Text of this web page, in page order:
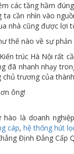
các tầng hầm
ta cần nhìn vào
nhà cũng được lợi
thế nào về sự
trúc Hà Nội rất
đã nhanh nhạy
chủ trương của
ông!
hào là doanh
cáp, hệ thống hút
Định Đẳng Cấp